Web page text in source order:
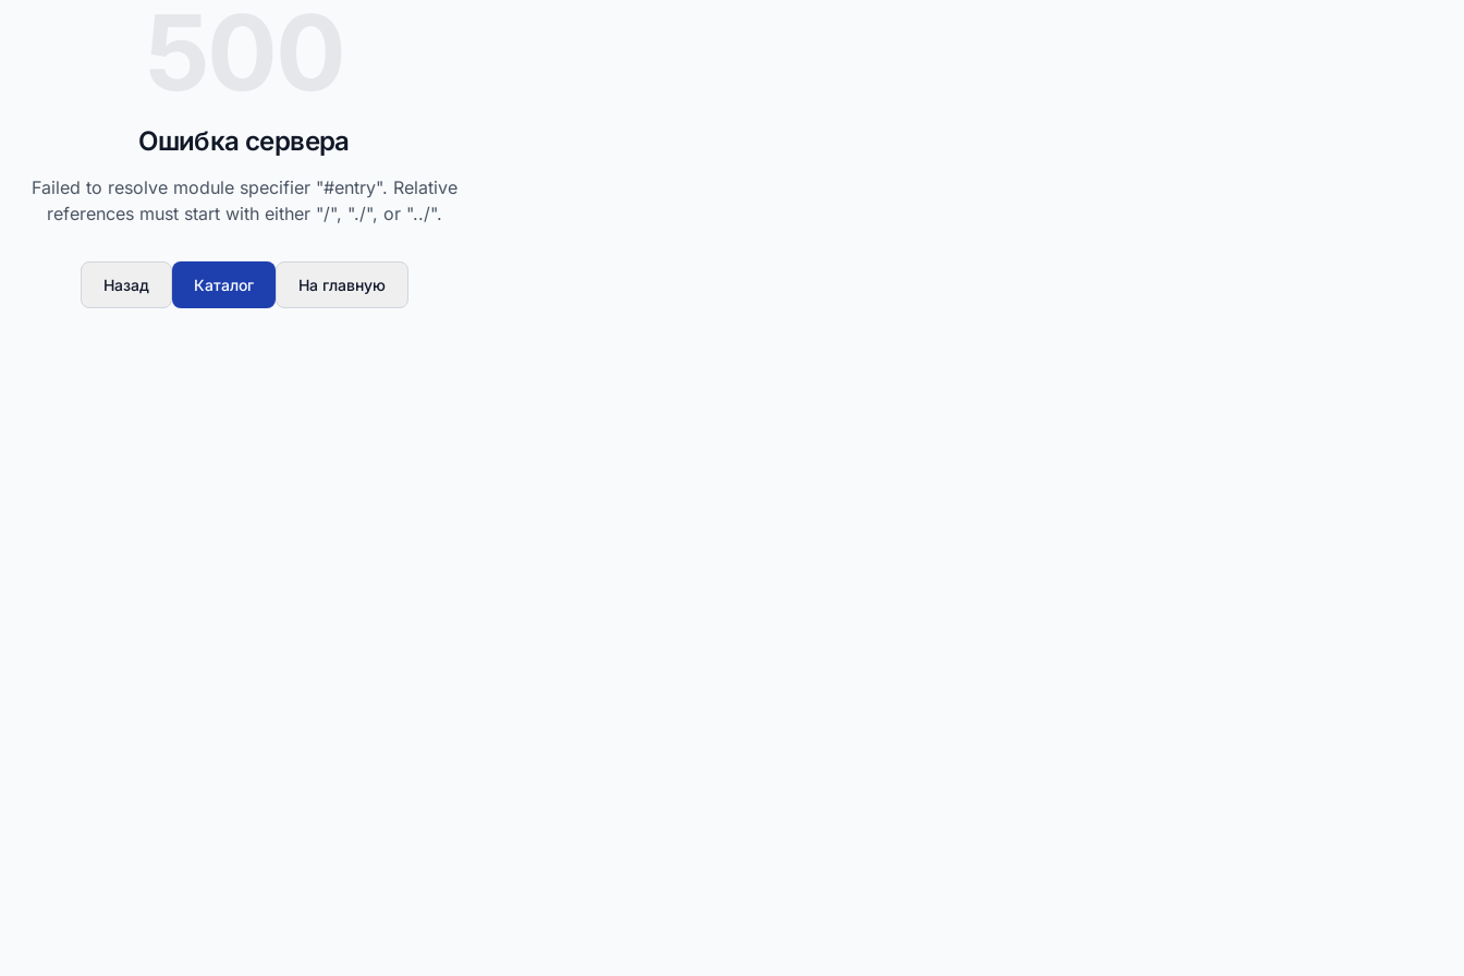
Ошибка сервера
Failed to resolve module specifier "#entry". Relative
references must start with either "/", "./", or "../".
Назад Каталог На главную